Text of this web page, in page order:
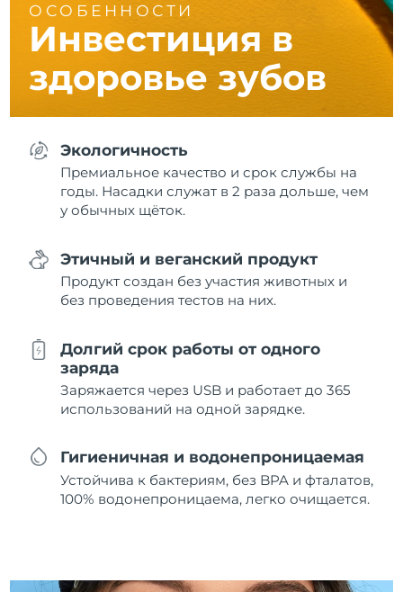
ОСОБЕННОСТИ
Инвестиция в
здоровье зубов
Экологичность
Премиальное качество и срок службы на
годы. Насадки служат в 2 раза дольше, чем
у обычных щёток.
Этичный и веганский продукт
Продукт создан без участия животных и
без проведения тестов на них.
Долгий срок работы от одного
заряда
Заряжается через USB и работает до 365
использований на одной зарядке.
Гигиеничная и водонепроницаемая
Устойчива к бактериям, без BPA и фталатов,
100% водонепроницаема, легко очищается.